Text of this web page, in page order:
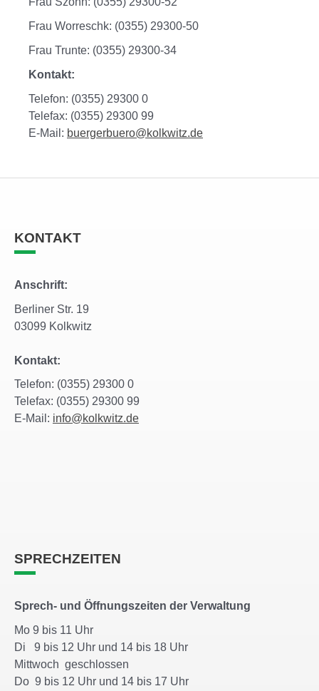
Frau Worreschk: (0355) 29300-50
Frau Trunte: (0355) 29300-34
Kontakt:
Telefon: (0355) 29300 0
Telefax: (0355) 29300 99
E-Mail: buergerbuero@kolkwitz.de
KONTAKT
Anschrift:
Berliner Str. 19
03099 Kolkwitz
Kontakt:
Telefon: (0355) 29300 0
Telefax: (0355) 29300 99
E-Mail: info@kolkwitz.de
SPRECHZEITEN
Sprech- und Öffnungszeiten der Verwaltung
Mo 9 bis 11 Uhr
Di 9 bis 12 Uhr und 14 bis 18 Uhr
Mittwoch geschlossen
Do 9 bis 12 Uhr und 14 bis 17 Uhr